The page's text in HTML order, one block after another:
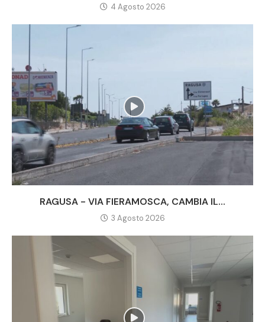
4 Agosto 2026
RAGUSA - VIA FIERAMOSCA, CAMBIA IL...
3 Agosto 2026